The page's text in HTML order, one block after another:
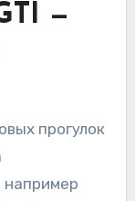
—
прогулок
например